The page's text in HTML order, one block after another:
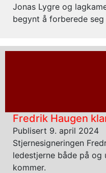
Jonas Lygre og
begynt å forberede
Fredrik Haugen
Publisert 9. april 2024
Stjernesigneringen
ledestjerne både på og
kommer.